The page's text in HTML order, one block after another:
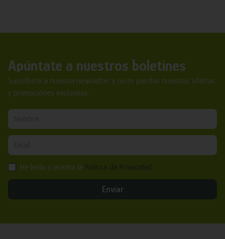
Apúntate a nuestros boletines
Suscríbete a nuestra newsletter y no te pierdas nuestras ofertas
y promociones exclusivas.
He leído y acepto la
Enviar